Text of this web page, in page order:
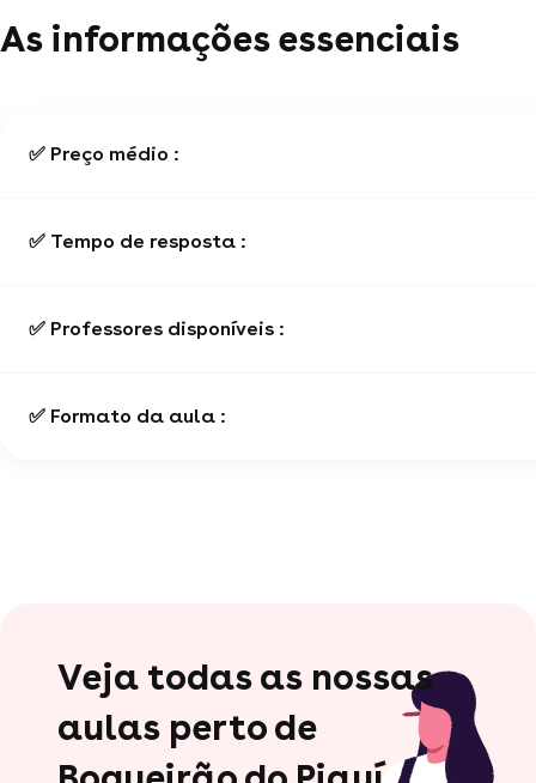
As informações essenciais
✅ Preço médio :
✅ Tempo de resposta :
✅ Professores disponíveis :
✅ Formato da aula :
Veja todas as nossas
aulas perto de